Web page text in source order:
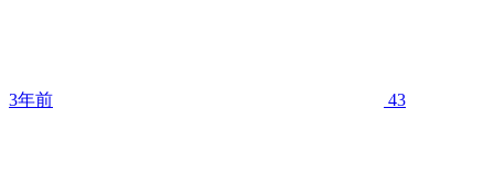
3年前 43